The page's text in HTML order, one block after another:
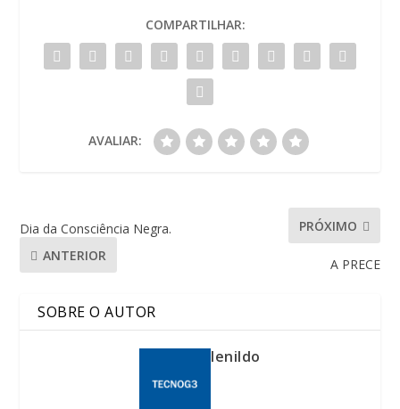
COMPARTILHAR:
AVALIAR:
Dia da Consciência Negra.
ANTERIOR
PRÓXIMO
A PRECE
SOBRE O AUTOR
lenildo